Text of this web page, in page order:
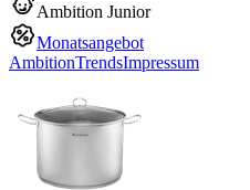
Ambition Junior
Monatsangebot
AmbitionTrendsImpressum